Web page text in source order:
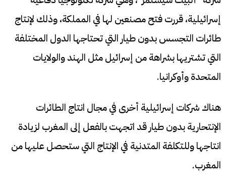
إسرائيلية، قررت فتح مصنعين لها في المملكة، وذلك لإنتاج
طائرات التجسس بدون طيار التي تحتاجها الدول المختلفة
التي تشتريها بشراهة من إسرائيل مثل الهند والولايات
المتحدة وأوكرانيا.
هناك شركات إسرائيلية أخرى في مجال انتاج الطائرات
الإنتحارية بدون طيار قد اتجهت بالفعل إلى المغرب لزيادة
انتاجها وللتكلفة المتدنية في الإنتاج التي ستحصل عليها من
المغرب.